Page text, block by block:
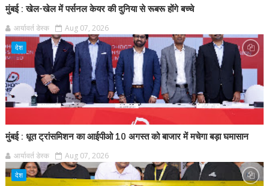
मुंबई : खेल-खेल में पर्सनल केयर की दुनिया से रूबरू होंगे बच्चे
आर्यावर्त डेस्क Aug 07, 2026
देश
मुंबई : धूत ट्रांसमिशन का आईपीओ 10 अगस्त को बाजार में मचेगा बड़ा घमासान
आर्यावर्त डेस्क Aug 07, 2026
देश